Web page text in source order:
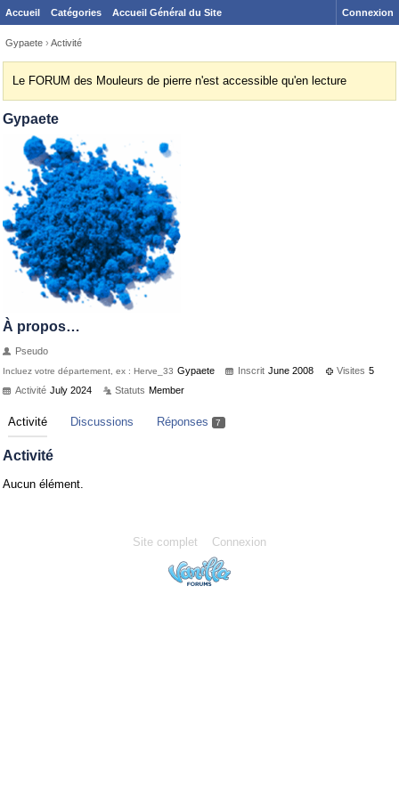
Accueil Catégories Accueil Général du Site Connexion
Gypaete › Activité
Le FORUM des Mouleurs de pierre n'est accessible qu'en lecture
Gypaete
À propos…
Pseudo
Incluez votre département, ex : Herve_33 Gypaete Inscrit June 2008 Visites 5
Activité July 2024 Statuts Member
Activité Discussions Réponses 7
Activité
Aucun élément.
Site complet Connexion